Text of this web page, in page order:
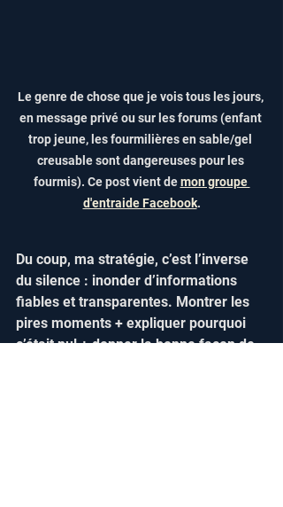
Le genre de chose que je vois tous les jours,
en message privé ou sur les forums (enfant
trop jeune, les fourmilières en sable/gel
creusable sont dangereuses pour les
fourmis). Ce post vient de mon groupe
d'entraide Facebook.
Du coup, ma stratégie, c’est l’inverse
du silence : inonder d’informations
fiables et transparentes. Montrer les
pires moments + expliquer pourquoi
c’était nul + donner la bonne façon de